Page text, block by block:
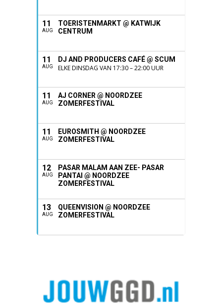
11
AUG
TOERISTENMARKT @ KATWIJK
CENTRUM
11
AUG
DJ AND PRODUCERS CAFÉ @ SCUM
ELKE DINSDAG VAN 17:30 – 22:00 UUR
11
AUG
AJ CORNER @ NOORDZEE
ZOMERFESTIVAL
11
AUG
EUROSMITH @ NOORDZEE
ZOMERFESTIVAL
12
AUG
PASAR MALAM AAN ZEE- PASAR
PANTAI @ NOORDZEE
ZOMERFESTIVAL
13
AUG
QUEENVISION @ NOORDZEE
ZOMERFESTIVAL